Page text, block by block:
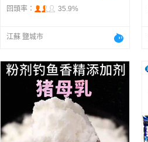
回頭率：
35.9%
江蘇 鹽城市